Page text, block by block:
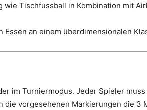
wie Tischfussball in Kombination mit
Essen an einem überdimensionalen
im Turniermodus. Jeder Spieler
die vorgesehenen Markierungen die